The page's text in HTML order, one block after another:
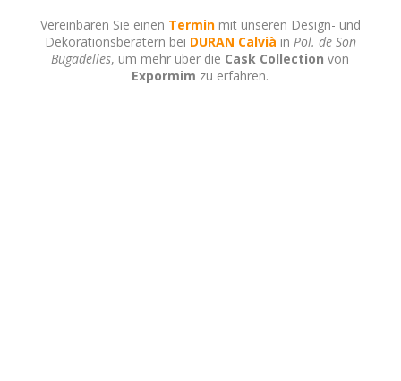
Vereinbaren Sie einen Terminmit unseren Design- und
Dekorationsberatern bei DURAN Calvià in Pol. de Son
Bugadelles, um mehr über die Cask Collection von
Expormim zu erfahren.